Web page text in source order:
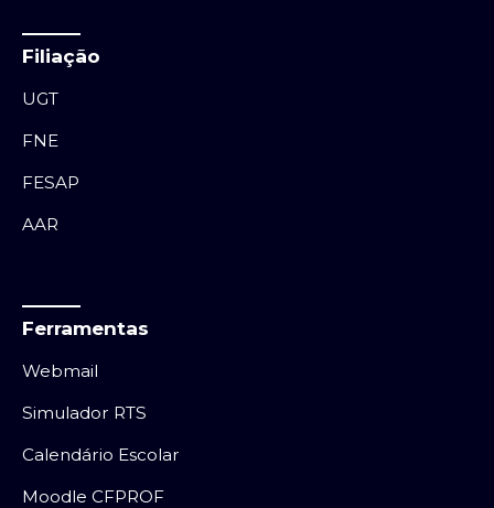
Filiação
UGT
FNE
FESAP
AAR
Ferramentas
Webmail
Simulador RTS
Calendário Escolar
Moodle CFPROF